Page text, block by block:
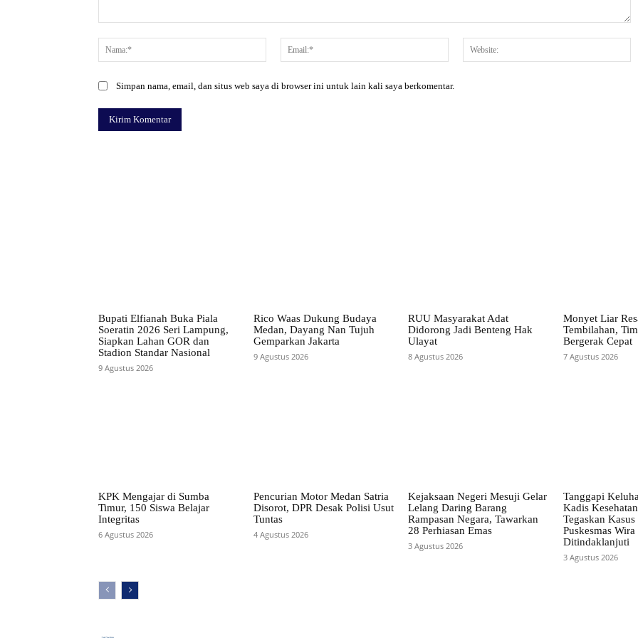
Nama:*
Email:*
Simpan nama, email, dan situs web saya di browser ini untuk lain kali saya berkomentar.
Bupati Elfianah Buka Piala
Soeratin 2026 Seri Lampung,
Siapkan Lahan GOR dan
Stadion Standar Nasional
9 Agustus 2026
Rico Waas Dukung Budaya
Medan, Dayang Nan Tujuh
Gemparkan Jakarta
9 Agustus 2026
RUU Masyarakat Adat
Didorong Jadi Benteng Hak
Ulayat
8 Agustus 2026
Monyet Liar
Tembilahan,
Bergerak Cepat
7 Agustus 2026
KPK Mengajar di Sumba
Timur, 150 Siswa Belajar
Integritas
6 Agustus 2026
Pencurian Motor Medan Satria
Disorot, DPR Desak Polisi Usut
Tuntas
4 Agustus 2026
Kejaksaan Negeri Mesuji Gelar
Lelang Daring Barang
Rampasan Negara, Tawarkan
28 Perhiasan Emas
3 Agustus 2026
Tanggapi
Kadis
Tegaskan
Puskesmas
Ditindaklanjuti
3 Agustus 2026